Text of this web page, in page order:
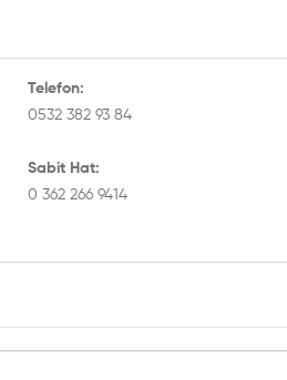
Telefon:
0532 382 93 84
Sabit Hat:
0 362 266 9414